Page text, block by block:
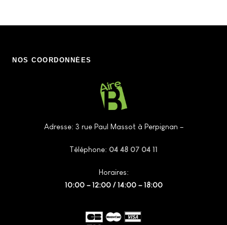
NOS COORDONNÉES
Adresse: 3 rue Paul Massot à Perpignan –
Téléphone: 04 48 07 04 11
Horaires:
10:00 – 12:00 / 14:00 – 18:00